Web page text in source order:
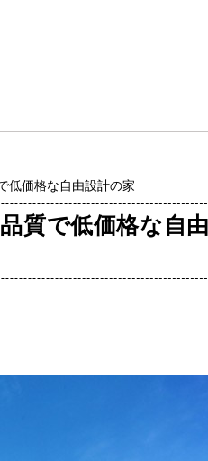
低価格な自由設計の家
質で低価格な自